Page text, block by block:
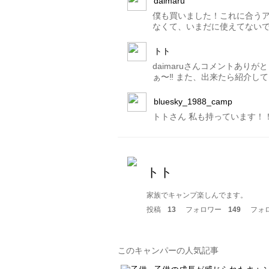
僕も買いました！これに合う
なくて、いまだに使えてない
トト
daimaruさんコメントありが
ぁ〜‼️ また、出来たら紹介し
bluesky_1988_camp
トトさん 私も持っています
トト
家族でキャンプ楽しんでます。
投稿
13 フォロワー 149 フォ
このキャンパーの人気記事